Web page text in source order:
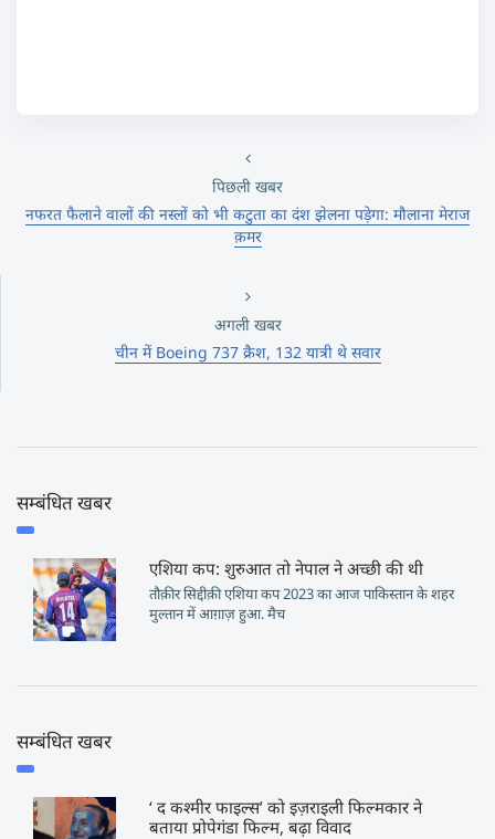
पिछली खबर
नफरत फैलाने वालों की नस्लों को भी कटुता का दंश झेलना पड़ेगा: मौलाना मेराज
क़मर
अगली खबर
चीन में Boeing 737 क्रैश, 132 यात्री थे सवार
सम्बंधित खबर
एशिया कप: शुरुआत तो नेपाल ने अच्छी की थी
तौक़ीर सिद्दीक़ी एशिया कप 2023 का आज पाकिस्तान के शहर
मुल्तान में आग़ाज़ हुआ. मैच
सम्बंधित खबर
‘ द कश्मीर फाइल्स’ को इज़राइली फिल्मकार ने
बताया प्रोपेगंडा फिल्म, बढ़ा विवाद